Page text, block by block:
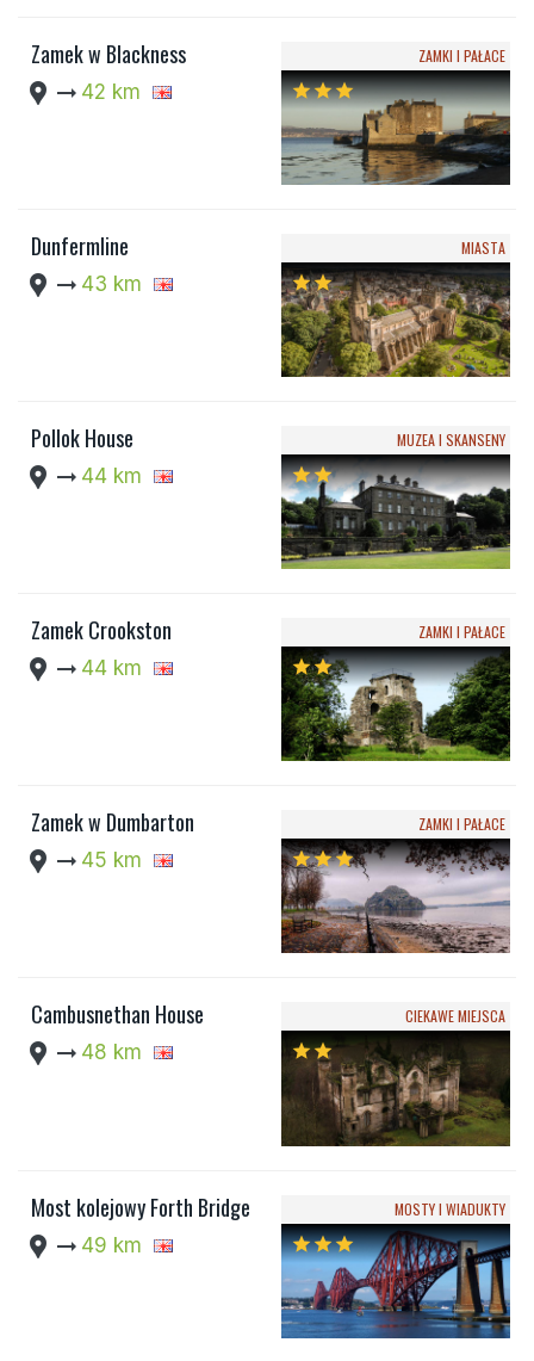
Zamek w Blackness
location_pin arrow_right_alt 42 km
ZAMKI I PAŁACE
starstarstar
Dunfermline
location_pin arrow_right_alt 43 km
MIASTA
starstar
Pollok House
location_pin arrow_right_alt 44 km
MUZEA I SKANSENY
starstar
Zamek Crookston
location_pin arrow_right_alt 44 km
ZAMKI I PAŁACE
starstar
Zamek w Dumbarton
location_pin arrow_right_alt 45 km
ZAMKI I PAŁACE
starstarstar
Cambusnethan House
location_pin arrow_right_alt 48 km
CIEKAWE MIEJSCA
starstar
Most kolejowy Forth Bridge
location_pin arrow_right_alt 49 km
MOSTY I WIADUKTY
starstarstar